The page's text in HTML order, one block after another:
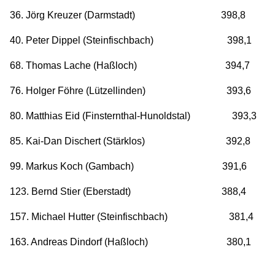
36. Jörg Kreuzer (Darmstadt) 398,8
40. Peter Dippel (Steinfischbach) 398,1
68. Thomas Lache (Haßloch) 394,7
76. Holger Föhre (Lützellinden) 393,6
80. Matthias Eid (Finsternthal-Hunoldstal) 393,3
85. Kai-Dan Dischert (Stärklos) 392,8
99. Markus Koch (Gambach) 391,6
123. Bernd Stier (Eberstadt) 388,4
157. Michael Hutter (Steinfischbach) 381,4
163. Andreas Dindorf (Haßloch) 380,1